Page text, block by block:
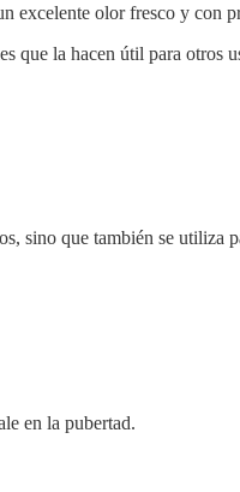
excelente olor fresco y con
que la hacen útil para otros
sino que también se
en la pubertad.